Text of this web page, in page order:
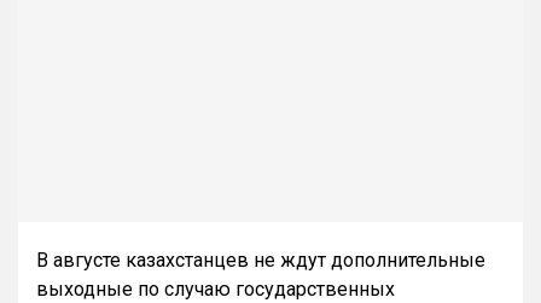
В августе казахстанцев не ждут дополнительные
выходные по случаю государственных